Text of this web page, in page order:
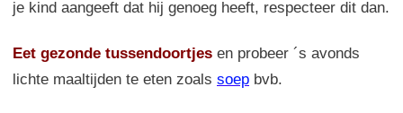
je kind aangeeft dat hij genoeg heeft, respecteer dit dan.
Eet gezonde tussendoortjes en probeer ´s avonds
lichte maaltijden te eten zoals soep bvb.